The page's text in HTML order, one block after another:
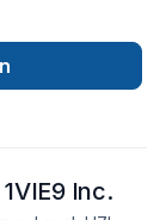
, structure
Inc.